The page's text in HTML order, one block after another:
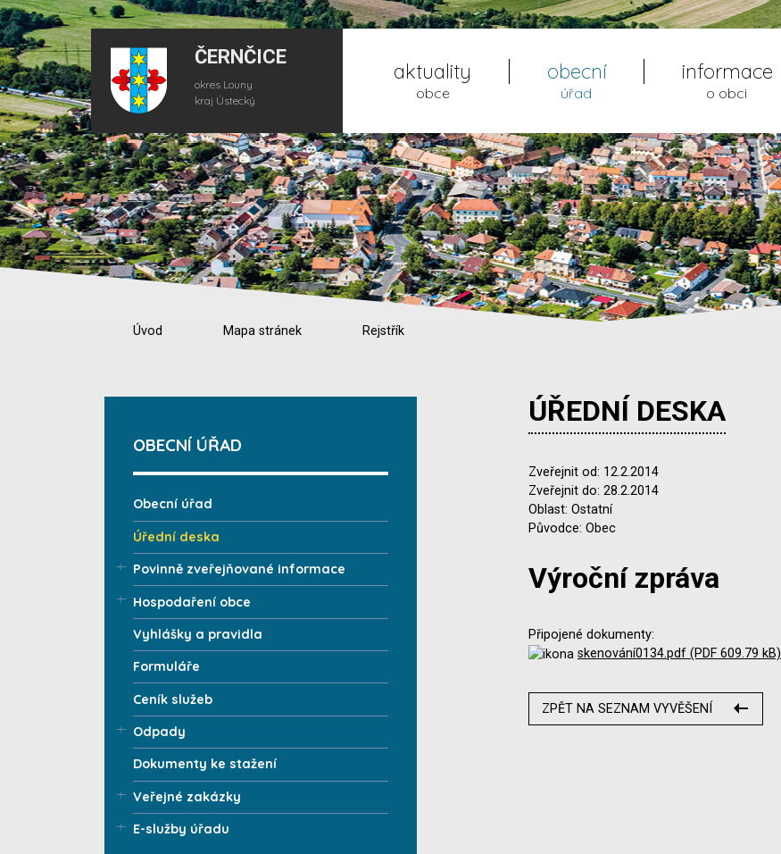
ČERNČICE
okres Louny
kraj Ústecký
aktuality
obce
obecní
úřad
informace
o obci
Úvod Mapa stránek Rejstřík
ÚŘEDNÍ DESKA
Zveřejnit od: 12.2.2014
Zveřejnit do: 28.2.2014
Oblast: Ostatní
Původce: Obec
Výroční zpráva
Připojené dokumenty:
skenování0134.pdf (PDF 609.79 kB)
ZPĚT NA SEZNAM VYVĚŠENÍ
OBECNÍ ÚŘAD
Obecní úřad
Úřední deska
Povinně zveřejňované informace
Hospodaření obce
Vyhlášky a pravidla
Formuláře
Ceník služeb
Odpady
Dokumenty ke stažení
Veřejné zakázky
E-služby úřadu